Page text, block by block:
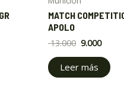
MATCH
APOLO
13.000 9.000
Leer más